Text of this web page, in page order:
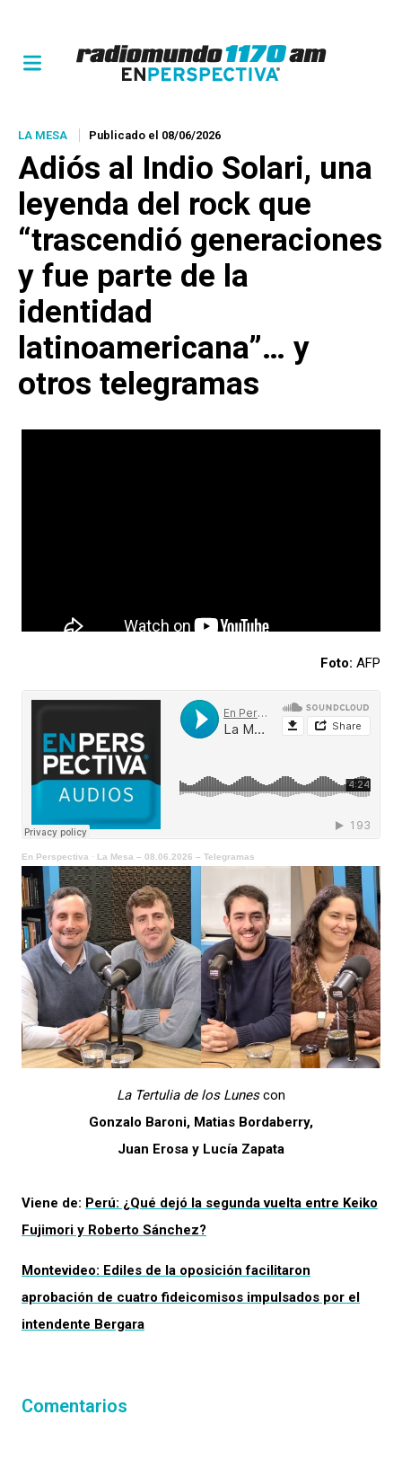
LA MESA Publicado el 08/06/2026
Adiós al Indio Solari, una
leyenda del rock que
“trascendió generaciones
y fue parte de la
identidad
latinoamericana”… y
otros telegramas
Foto: AFP
En Perspectiva · La Mesa – 08.06.2026 – Telegramas
La Tertulia de los Lunescon
Gonzalo Baroni, Matias Bordaberry,
Juan Erosa y Lucía Zapata
Viene de: Perú: ¿Qué dejó la segunda vuelta entre Keiko
Fujimori y Roberto Sánchez?
Montevideo: Ediles de la oposición facilitaron
aprobación de cuatro fideicomisos impulsados por el
intendente Bergara
Comentarios